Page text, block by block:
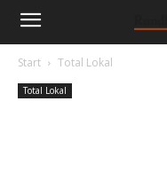
Start Total Lokal
Total Lokal